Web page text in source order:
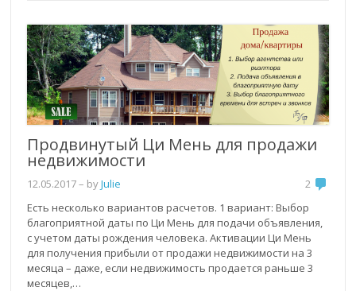
Продвинутый Ци Мень для продажи
недвижимости
12.05.2017– byJulie
2
Есть несколько вариантов расчетов. 1 вариант: Выбор
благоприятной даты по Ци Мень для подачи объявления,
с учетом даты рождения человека. Активации Ци Мень
для получения прибыли от продажи недвижимости на 3
месяца – даже, если недвижимость продается раньше 3
месяцев,…